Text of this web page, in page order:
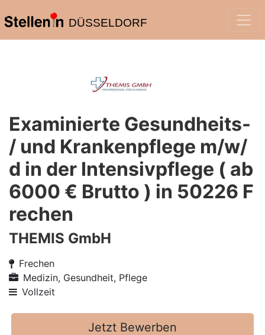
DÜSSELDORF
Examinierte Gesundheits-
/ und Krankenpflege m/w/
d in der Intensivpflege ( ab
6000 € Brutto ) in 50226 F
rechen
THEMIS GmbH
Frechen
Medizin, Gesundheit, Pflege
Vollzeit
Jetzt Bewerben